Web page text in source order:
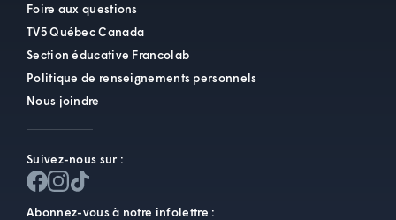
Foire aux questions
TV5 Québec Canada
Section éducative Francolab
Politique de renseignements personnels
Nous joindre
Suivez-nous sur :
Abonnez-vous à notre infolettre :